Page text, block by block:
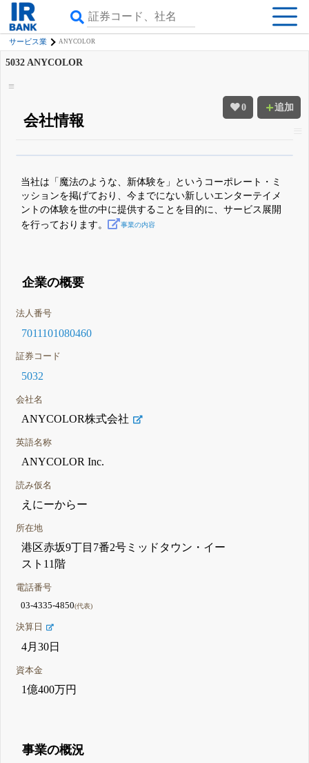
サービス業 ANYCOLOR
0 追加
5032 ANYCOLOR
会社情報
詳しく見られる 無料でβ版をはじめる
登録すると永久30%OFFと米株版の先行利用も付きます
当社は「魔法のような、新体験を」というコーポレート・ミ
ッションを掲げており、今までにない新しいエンターテイメ
ントの体験を世の中に提供することを目的に、サービス展開
を行っております。
事業の内容
企業の概要
法人番号
7011101080460
証券コード
5032
会社名
ANYCOLOR株式会社
英語名称
ANYCOLOR Inc.
読み仮名
えにーからー
所在地
港区赤坂9丁目7番2号ミッドタウン・イー
スト11階
電話番号
03-4335-4850(代表)
決算日
4月30日
資本金
1億400万円
事業の概況